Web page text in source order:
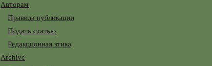
Авторам
Правила публикации
Подать статью
Редакционная этика
Archive